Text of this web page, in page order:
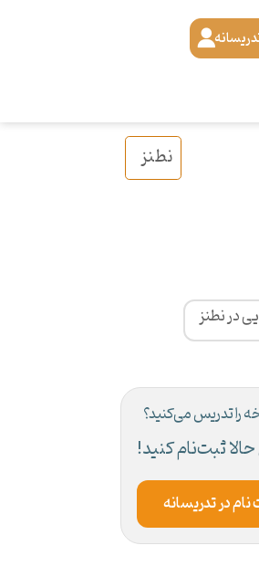
نطنز
در نطنز
را تدریس می‌کنید؟
ثبت‌نام کنید!
نام در تدریسانه